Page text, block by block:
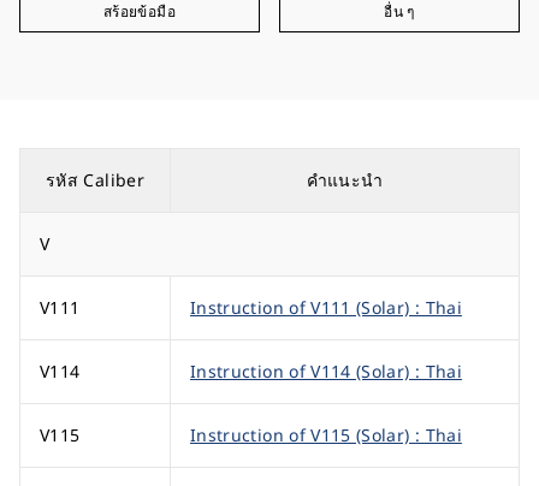
สร้อยข้อมือ อื่น ๆ
รหัส Caliber คำแนะนำ
V
V111 Instruction of V111 (Solar) : Thai
V114 Instruction of V114 (Solar) : Thai
V115 Instruction of V115 (Solar) : Thai